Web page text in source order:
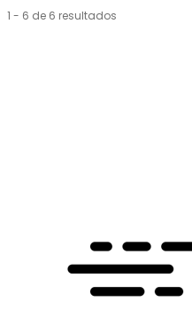
1 - 6 de 6 resultados